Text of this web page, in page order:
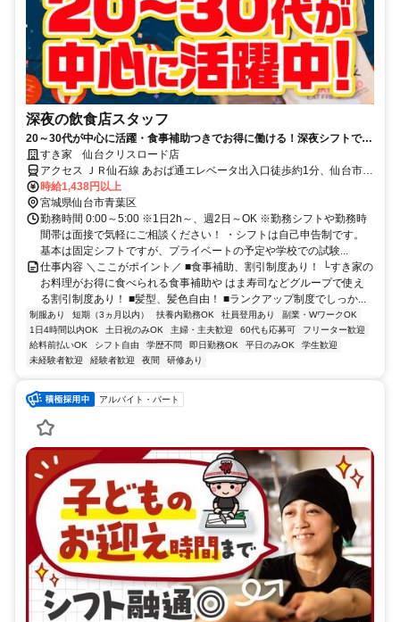
深夜の飲食店スタッフ
20～30代が中心に活躍・食事補助つきでお得に働ける！深夜シフトで稼
ぎませんか◎
すき家 仙台クリスロード店
アクセス ＪＲ仙石線 あおば通エレベータ出入口徒歩約1分、仙台市営
南北線 仙台（仙台市営）北6口徒歩約2分、仙台市営東西線 仙台（仙
台市営）北6口徒歩約2分 あおば通駅徒歩2分、広瀬通駅徒歩3分
時給1,438円以上
宮城県仙台市青葉区
勤務時間 0:00～5:00 ※1日2h～、週2日～OK ※勤務シフトや勤務時
間帯は面接で気軽にご相談ください！ ・シフトは自己申告制です。
基本は固定シフトですが、プライベートの予定や学校での試験...
仕事内容 ＼ここがポイント／ ■食事補助、割引制度あり！ └すき家の
お料理がお得に食べられる食事補助や はま寿司などグループで使え
る割引制度あり！ ■髪型、髪色自由！ ■ランクアップ制度でしっか...
制服あり 短期（3ヵ月以内） 扶養内勤務OK 社員登用あり
副業・WワークOK
1日4時間以内OK
土日祝のみOK 主婦・主夫歓迎 60代も応募可
フリーター歓迎
給料前払いOK
シフト自由 学歴不問 即日勤務OK 平日のみOK
学生歓迎
未経験者歓迎
経験者歓迎 夜間 研修あり
アルバイト・パート